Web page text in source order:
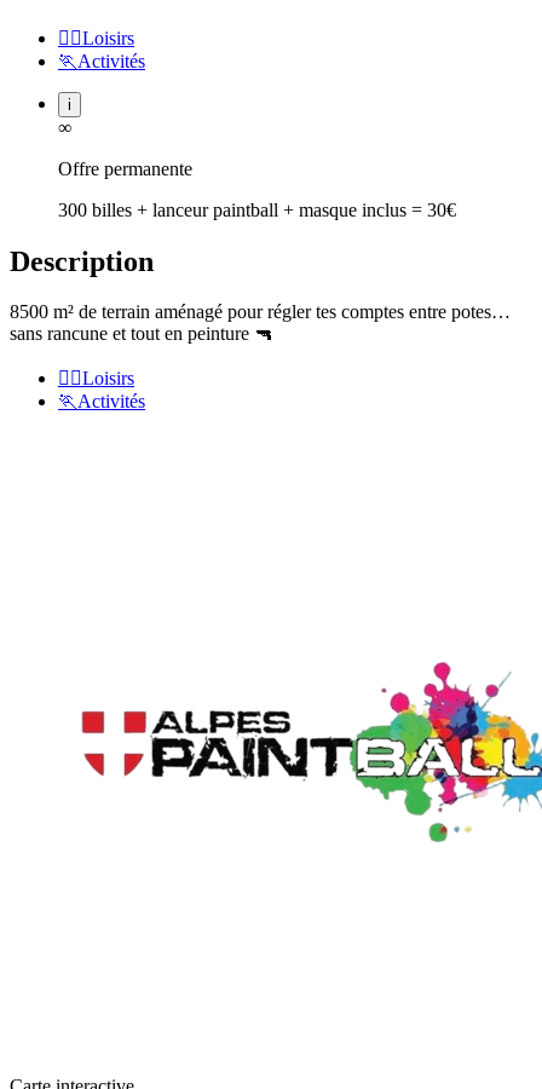
🏃‍♂️Loisirs
🏃 Activités
i
∞
Offre permanente
300 billes + lanceur paintball + masque inclus = 30€
Description
8500 m² de terrain aménagé pour régler tes comptes entre potes…
sans rancune et tout en peinture 🔫
🏃‍♂️Loisirs
🏃Activités